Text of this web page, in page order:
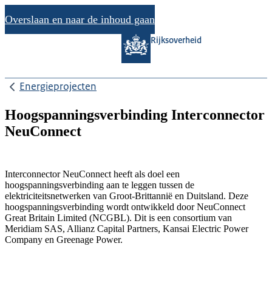
Overslaan en naar de inhoud gaan
Rijksoverheid
Energieprojecten
Hoogspanningsverbinding Interconnector
NeuConnect
Interconnector NeuConnect heeft als doel een
hoogspanningsverbinding aan te leggen tussen de
elektriciteitsnetwerken van Groot-Brittannië en Duitsland. Deze
hoogspanningsverbinding wordt ontwikkeld door NeuConnect
Great Britain Limited (NCGBL). Dit is een consortium van
Meridiam SAS, Allianz Capital Partners, Kansai Electric Power
Company en Greenage Power.